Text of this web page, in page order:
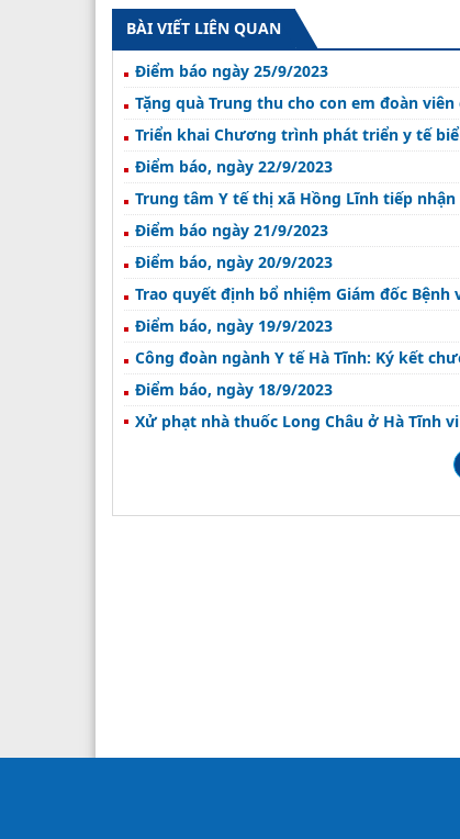
BÀI VIẾT LIÊN QUAN
Điểm báo ngày 25/9/2023
Tặng quà Trung thu cho con em đoàn
Triển khai Chương trình phát triển y tế
Điểm báo, ngày 22/9/2023
Trung tâm Y tế thị xã Hồng Lĩnh tiếp
Điểm báo ngày 21/9/2023
Điểm báo, ngày 20/9/2023
Trao quyết định bổ nhiệm Giám đốc Bệnh
Điểm báo, ngày 19/9/2023
Công đoàn ngành Y tế Hà Tĩnh: Ký kết
Điểm báo, ngày 18/9/2023
Xử phạt nhà thuốc Long Châu ở Hà Tĩnh